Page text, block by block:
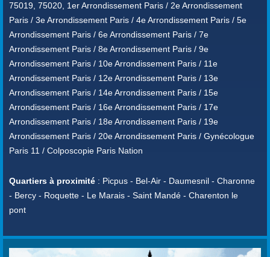
75019, 75020, 1er Arrondissement Paris / 2e Arrondissement
Paris / 3e Arrondissement Paris / 4e Arrondissement Paris / 5e
Arrondissement Paris / 6e Arrondissement Paris / 7e
Arrondissement Paris / 8e Arrondissement Paris / 9e
Arrondissement Paris / 10e Arrondissement Paris / 11e
Arrondissement Paris / 12e Arrondissement Paris / 13e
Arrondissement Paris / 14e Arrondissement Paris / 15e
Arrondissement Paris / 16e Arrondissement Paris / 17e
Arrondissement Paris / 18e Arrondissement Paris / 19e
Arrondissement Paris / 20e Arrondissement Paris / Gynécologue
Paris 11 / Colposcopie Paris Nation
Quartiers à proximité : Picpus - Bel-Air - Daumesnil - Charonne
- Bercy - Roquette - Le Marais - Saint Mandé - Charenton le
pont